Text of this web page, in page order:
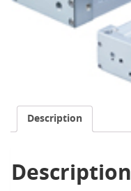
Description
Description